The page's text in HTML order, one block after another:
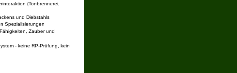
(Tonbrennerei,
und Diebstahls
Spezialisierungen
Zauber und
- keine RP-Prüfung, kein